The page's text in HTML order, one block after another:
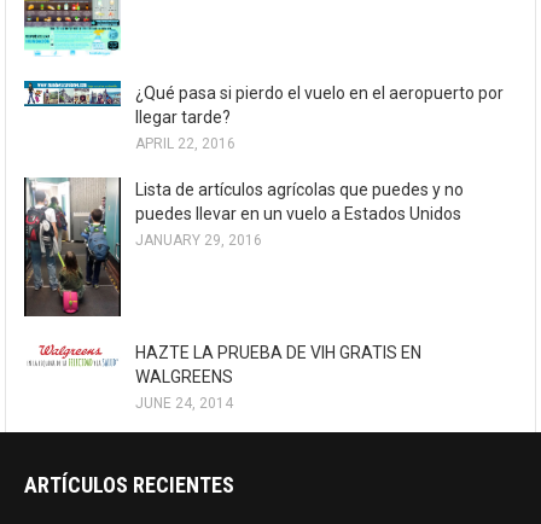
¿Qué pasa si pierdo el vuelo en el aeropuerto por
llegar tarde?
APRIL 22, 2016
Lista de artículos agrícolas que puedes y no
puedes llevar en un vuelo a Estados Unidos
JANUARY 29, 2016
HAZTE LA PRUEBA DE VIH GRATIS EN
WALGREENS
JUNE 24, 2014
ARTÍCULOS RECIENTES